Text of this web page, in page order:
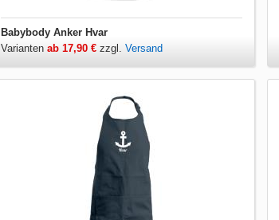
Babybody Anker Hvar
Varianten ab 17,90 € zzgl. Versand